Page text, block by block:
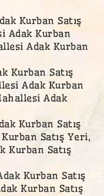
Kurban Satış
Adak Kurban
Adak Kurban
Kurban Satış
Adak Kurban
Adak
Kurban Satış
Satış Yeri,
Kurban Satış
Kurban Satış
Kurban Satış